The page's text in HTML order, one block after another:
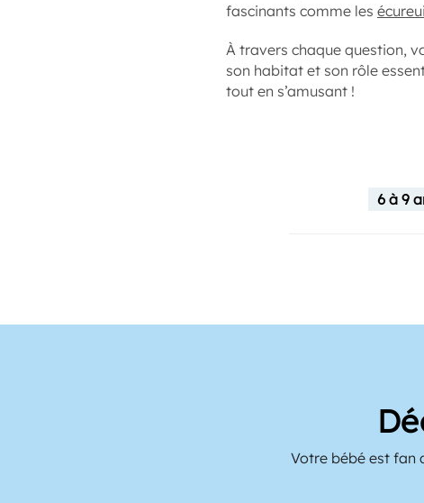
fascinants comme les
À travers chaque question,
son habitat et son rôle
tout en s’amusant !
6 à 9
Votre bébé est fan